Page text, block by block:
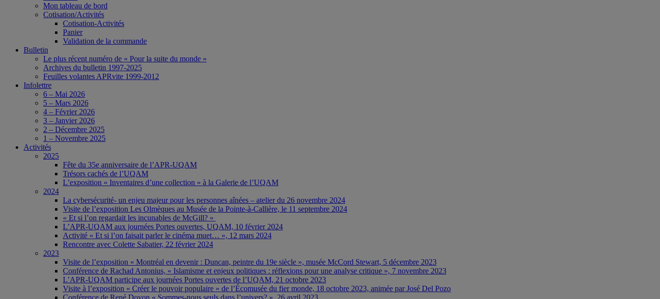
Mon tableau de bord
Cotisation/Activités
Cotisation-Activités
Panier
Validation de la commande
Bulletin
Le plus récent numéro de « Pour la suite du monde »
Archives du bulletin 1997-2025
Feuilles volantes APRvite 1999-2012
Infolettre
6 – Mai 2026
5 – Mars 2026
4 – Février 2026
3 – Janvier 2026
2 – Décembre 2025
1 – Novembre 2025
Activités
2025
Fête du 35e anniversaire de l’APR-UQAM
Trésors cachés de l’UQAM
L’exposition « Inventaires d’une collection » à la Galerie de l’UQAM
2024
La cybersécurité- un enjeu majeur pour les personnes aînées – atelier du 26 novembre 2024
Visite de l’exposition Les Olmèques au Musée de la Pointe-à-Callière, le 11 septembre 2024
« Et si l’on regardait les incunables de McGill? »
L’APR-UQAM aux journées Portes ouvertes, UQAM, 10 février 2024
Activité « Et si l’on faisait parler le cinéma muet… », 12 mars 2024
Rencontre avec Colette Sabatier, 22 février 2024
2023
Visite de l’exposition « Montréal en devenir : Duncan, peintre du 19e siècle », musée McCord Stewart, 5 décembre 2023
Conférence de Rachad Antonius, « Islamisme et enjeux politiques : réflexions pour une analyse critique », 7 novembre 2023
L’APR-UQAM participe aux journées Portes ouvertes de l’UQAM, 21 octobre 2023
Visite à l’exposition « Créer le pouvoir populaire » de l’Écomusée du fier monde, 18 octobre 2023, animée par José Del Pozo
Conférence de René Doyon « Sommes-nous seuls dans l’univers? », 26 avril 2023